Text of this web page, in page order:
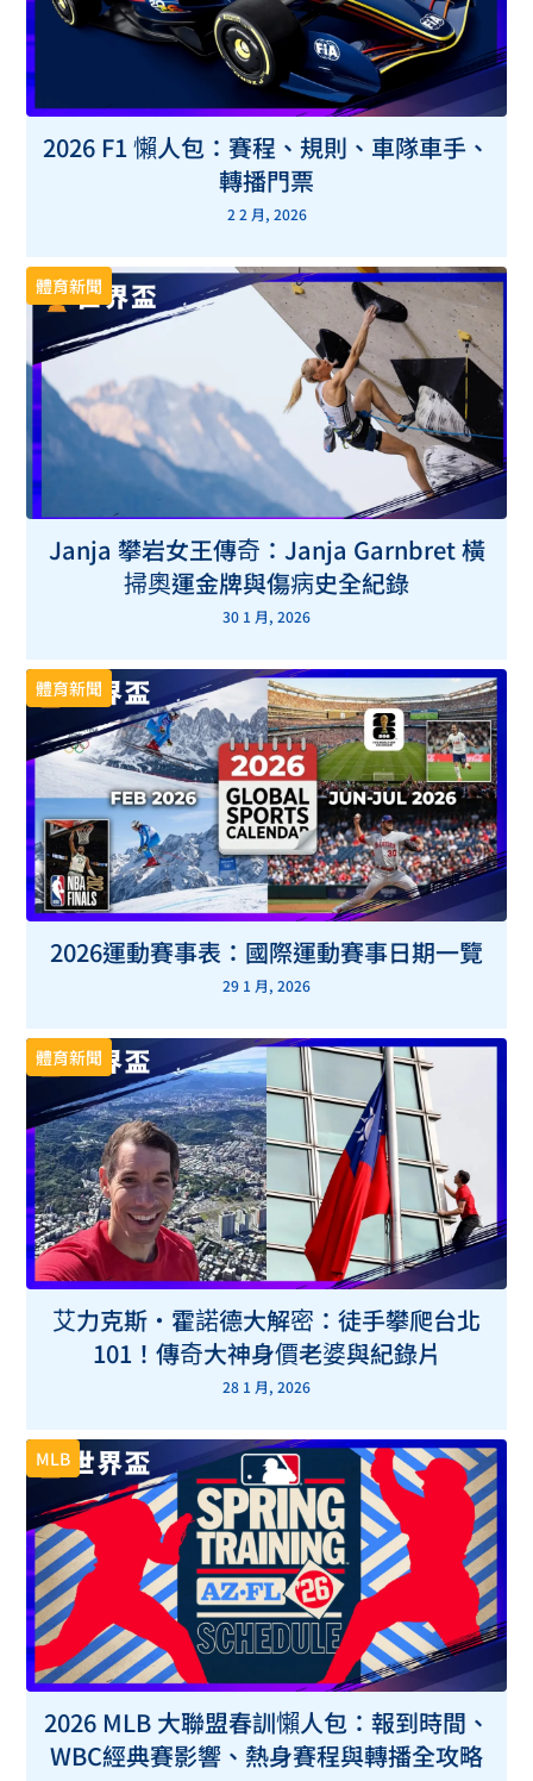
2026 F1 懶人包：賽程、規則、車隊車手、
轉播門票
2 2 月, 2026
體育新聞
Janja 攀岩女王傳奇：Janja Garnbret 橫
掃奧運金牌與傷病史全紀錄
30 1 月, 2026
體育新聞
2026運動賽事表：國際運動賽事日期一覽
29 1 月, 2026
體育新聞
艾力克斯・霍諾德大解密：徒手攀爬台北
101！傳奇大神身價老婆與紀錄片
28 1 月, 2026
MLB
2026 MLB 大聯盟春訓懶人包：報到時間、
WBC經典賽影響、熱身賽程與轉播全攻略